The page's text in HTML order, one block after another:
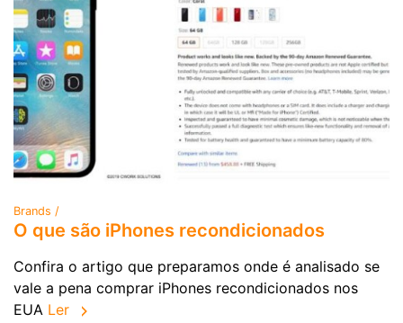
Brands /
O que são iPhones recondicionados
Confira o artigo que preparamos onde é analisado se
vale a pena comprar iPhones recondicionados nos
EUA Ler